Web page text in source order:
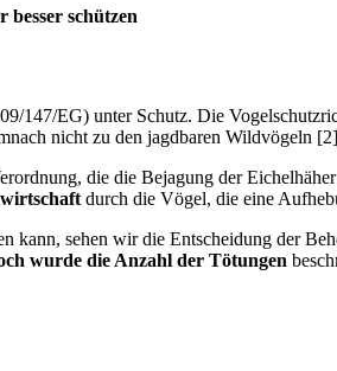
besser schützen
147/EG) unter Schutz. Die
nicht zu den jagdbaren Wildvögeln
die die Bejagung der Eichelhäher
durch die Vögel, die eine
kann, sehen wir die Entscheidung der
wurde die Anzahl der Tötungen